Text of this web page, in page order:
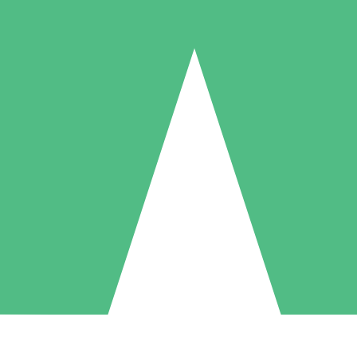
Individuella Kreditpaket
per användning med nedladdningskrediter. Inget månatligt åtagande
5 Nedladdningar
US$